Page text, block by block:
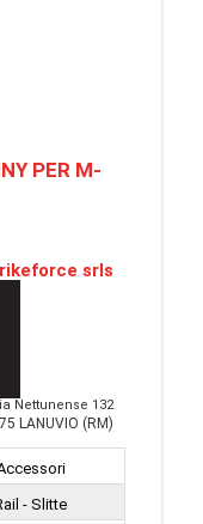
PER M-
srls
Nettunense 132
LANUVIO (RM)
- Slitte